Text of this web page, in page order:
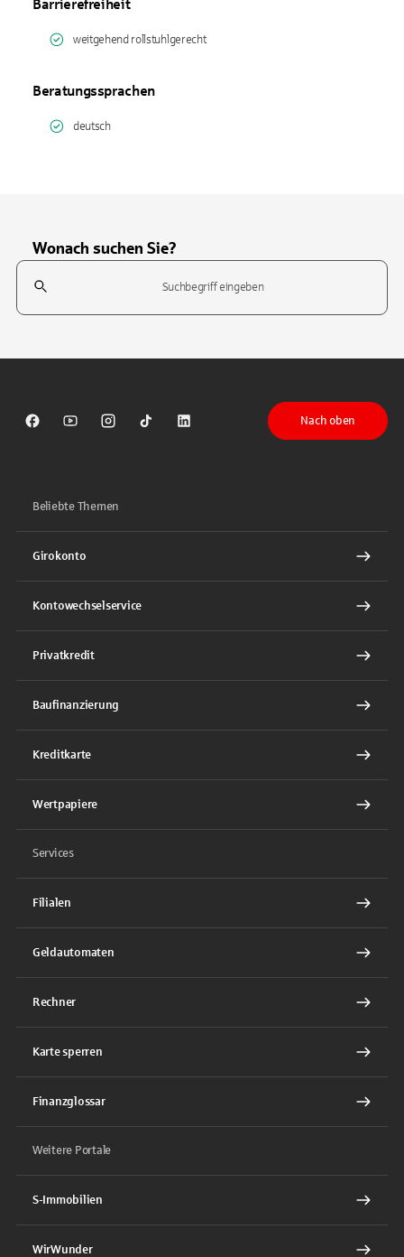
Barrierefreiheit
weitgehend rollstuhlgerecht
Beratungssprachen
deutsch
Wonach suchen Sie?
Suchfeld
Sparkasse auf Facebook
Sparkasse auf Youtube
Sparkasse auf Instagram
Sparkasse auf TikTok
Sparkasse auf LinkedIn
Nach oben
Beliebte Themen
Girokonto
Kontowechselservice
Privatkredit
Baufinanzierung
Kreditkarte
Wertpapiere
Services
Filialen
Geldautomaten
Rechner
Karte sperren
Finanzglossar
Weitere Portale
S-Immobilien
WirWunder